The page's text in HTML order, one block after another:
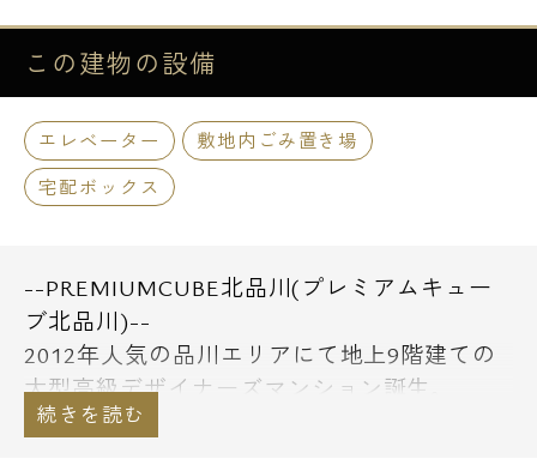
この建物の設備
エレベーター
敷地内ごみ置き場
宅配ボックス
--PREMIUMCUBE北品川(プレミアムキュー
ブ北品川)--
2012年人気の品川エリアにて地上9階建ての
大型高級デザイナーズマンション誕生。
京急本線「新馬場」から徒歩6分の立地に徒